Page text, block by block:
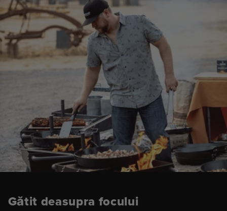
Gătit deasupra focului